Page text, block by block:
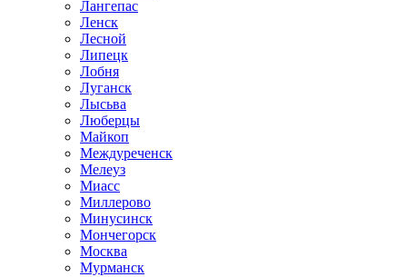
Лангепас
Ленск
Лесной
Липецк
Лобня
Луганск
Лысьва
Люберцы
Майкоп
Междуреченск
Мелеуз
Миасс
Миллерово
Минусинск
Мончегорск
Москва
Мурманск